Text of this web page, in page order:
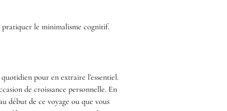
pratiquer le minimalisme cognitif.
pour en extraire l’essentiel.
de croissance personnelle. En
début de ce voyage ou que vous